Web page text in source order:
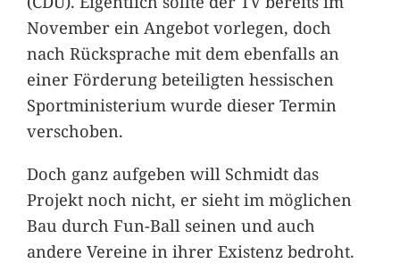
November ein Angebot vorlegen, doch
nach Rücksprache mit dem ebenfalls an
einer Förderung beteiligten hessischen
Sportministerium wurde dieser Termin
verschoben.
Doch ganz aufgeben will Schmidt das
Projekt noch nicht, er sieht im möglichen
Bau durch Fun-Ball seinen und auch
andere Vereine in ihrer Existenz bedroht.